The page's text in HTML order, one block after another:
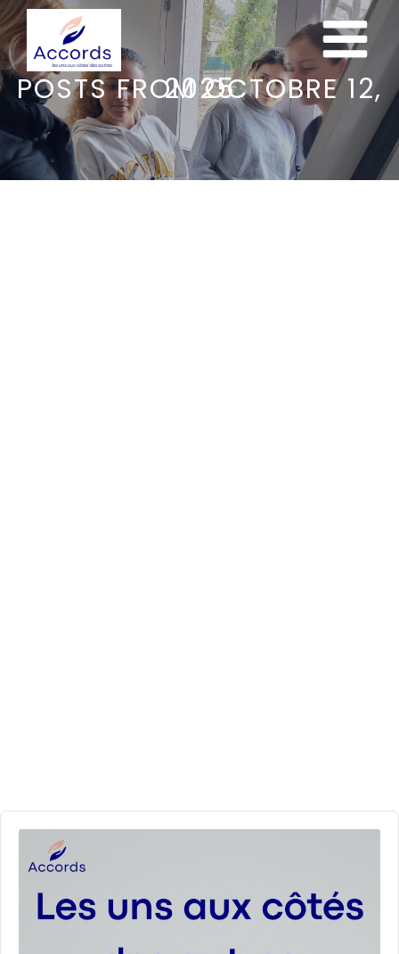
POSTS FROM OCTOBRE 12, 2025
Audio
Player